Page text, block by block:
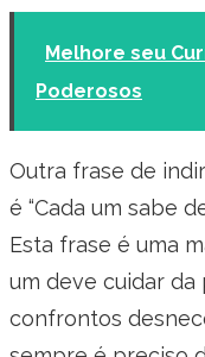
Melhore seu
Poderosos
Outra frase de
é “Cada um sabe
Esta frase é uma
um deve cuidar
confrontos